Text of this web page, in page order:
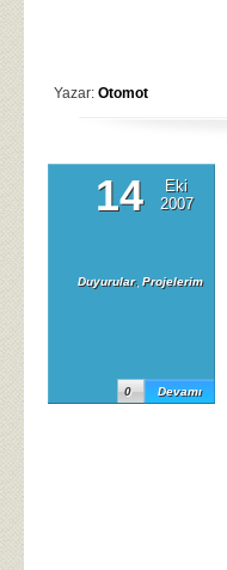
Yazar: Otomot
14
Eki
2007
Duyurular, Projelerim
Devamı
0